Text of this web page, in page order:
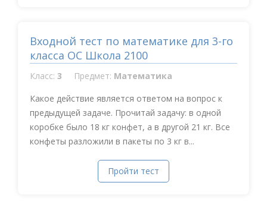
Входной тест по математике для 3-го
класса ОС Школа 2100
Класс: 3 Предмет: Математика
Какое действие является ответом на вопрос к
предыдущей задаче. Прочитай задачу: в одной
коробке было 18 кг конфет, а в другой 21 кг. Все
конфеты разложили в пакеты по 3 кг в...
Пройти тест